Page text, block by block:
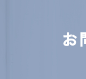
お